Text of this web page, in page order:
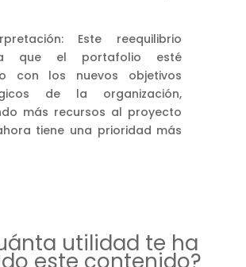
Este reequilibrio
que el portafolio esté
con los nuevos objetivos
de la organización,
más recursos al proyecto
tiene una prioridad más
utilidad te ha